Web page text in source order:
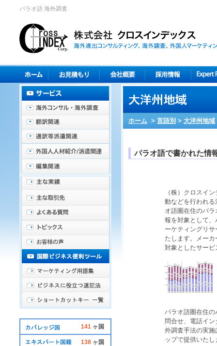
パラオ語 海外調査
ホーム > 言語別 > 大洋州地域
パラオ語で書かれた情
（株）クロスイ
動などを行われ
オ語圏在住のパラ
報を対象として、
ーケティングリサ
たします。メー
対象としたサービ
パラオ語圏在住の
問合せ、 電話イン
外調査手法の実施
ップで提供いたし
141 ヶ国
138 ヶ国